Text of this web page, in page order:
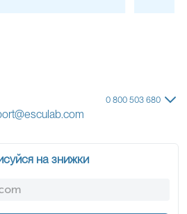
0 800 503 680
на знижки